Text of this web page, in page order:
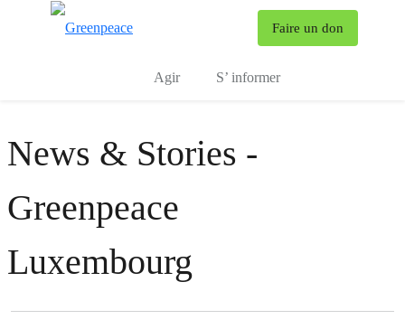
Faire un don
Agir S’ informer
News & Stories -
Greenpeace
Luxembourg